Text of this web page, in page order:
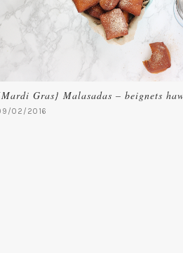
Gras} Malasadas – beignets
02/2016